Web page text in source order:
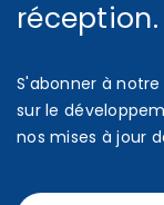
réception.
S'abonner à
sur le
nos mises à jour